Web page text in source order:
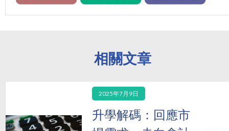
相關文章
2025年7月9日
升學解碼：回應市